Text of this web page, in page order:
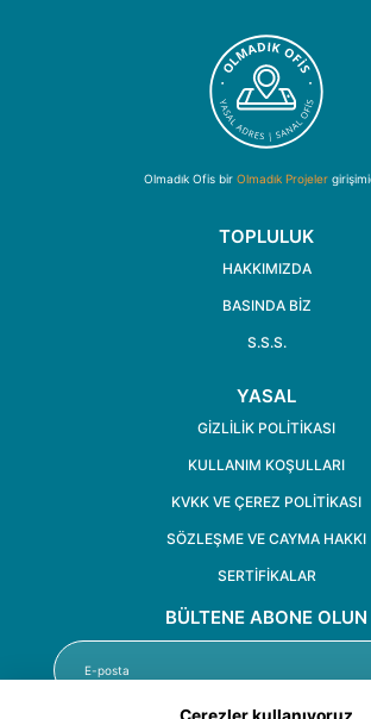
Olmadık Ofis bir Olmadık Projeler
TOPLULUK
HAKKIMIZDA
BASINDA BIZ
S.S.S.
YASAL
GIZLILIK POLITIKASI
KULLANIM KOŞULLARI
KVKK VE ÇEREZ POLITIKASI
SÖZLEŞME VE CAYMA HAKKI
SERTİFİKALAR
BÜLTENE ABONE OLUN